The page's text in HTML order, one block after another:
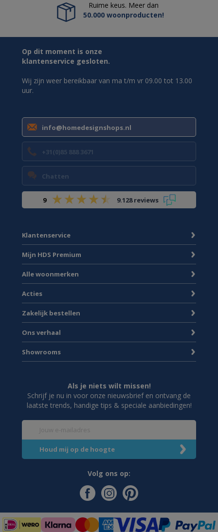
Ruime keus. Meer dan
50.000 woonproducten!
Op dit moment is onze
klantenservice gesloten.
Wij zijn weer bereikbaar van ma t/m vr 09.00 tot 13.00
uur.
info@homedesignshops.nl
+31(0)85 888 3671
Chatten
9 9.128 reviews
Klantenservice
Mijn HDS Premium
Alle woonmerken
Acties
Zakelijk bestellen
Ons verhaal
Showrooms
Als je niets wilt missen!
Schrijf je nu in voor onze nieuwsbrief en ontvang de
laatste trends, handige tips & speciale aanbiedingen!
Volg ons op: